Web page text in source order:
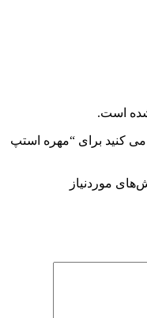
است.
می کنید برای “مهره استپ
موردنیاز